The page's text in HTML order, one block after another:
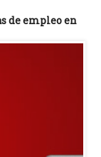
de empleo en